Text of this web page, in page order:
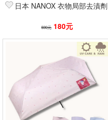
日本 NANOX 衣物局部去漬劑
590元 180元